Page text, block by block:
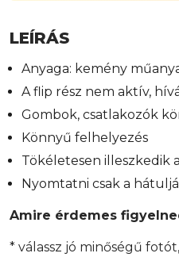
LEÍRÁS
Anyaga: kemény
A flip rész nem aktív,
Gombok, csatlakozók
Könnyű felhelyezés
Tökéletesen illeszkedik
Nyomtatni csak a
Amire érdemes
* válassz jó minőségű